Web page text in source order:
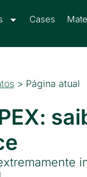
Cases
> Página atual